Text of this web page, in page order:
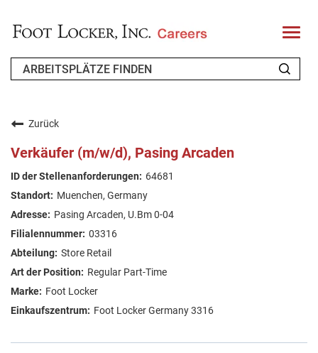
T
o
l
FAQ
ARBEIT SUCHEN
GERMAN
Zurück
Verkäufer (m/w/d), Pasing Arcaden
64681
Muenchen, Germany
Pasing Arcaden, U.Bm 0-04
03316
Store Retail
Regular Part-Time
Foot Locker
Foot Locker Germany 3316